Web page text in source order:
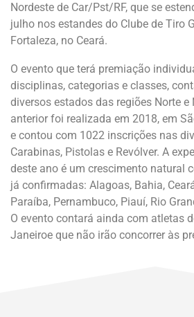
Nordeste de Car/Pst/RF, que se
julho nos estandes do Clube de Tiro
Fortaleza, no Ceará.
O evento que terá premiação
disciplinas, categorias e classes,
diversos estados das regiões Norte e
anterior foi realizada em 2018, em
e contou com 1022 inscrições nas
Carabinas, Pistolas e Revólver. A
deste ano é um crescimento natural
já confirmadas: Alagoas, Bahia,
Paraíba, Pernambuco, Piauí, Rio
O evento contará ainda com atletas
Janeiroe que não irão concorrer às